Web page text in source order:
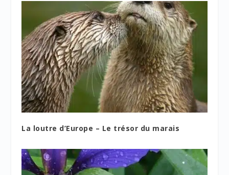
La loutre d’Europe – Le trésor du marais